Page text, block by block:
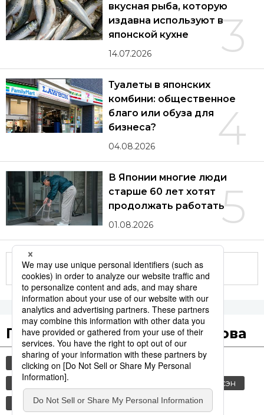
3
вкусная рыба, которую
издавна используют в
японской кухне
14.07.2026
4
Туалеты в японских
комбини: общественное
благо или обуза для
бизнеса?
04.08.2026
5
В Японии многие люди
старше 60 лет хотят
продолжать работать
01.08.2026
Другие статьи по теме
Популярные поисковые слова
общество культура
технологии
история
синкансэн
транспорт
экономика россия